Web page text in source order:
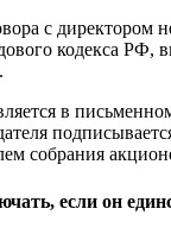
с директором
кодекса РФ,
в
собрания
если он